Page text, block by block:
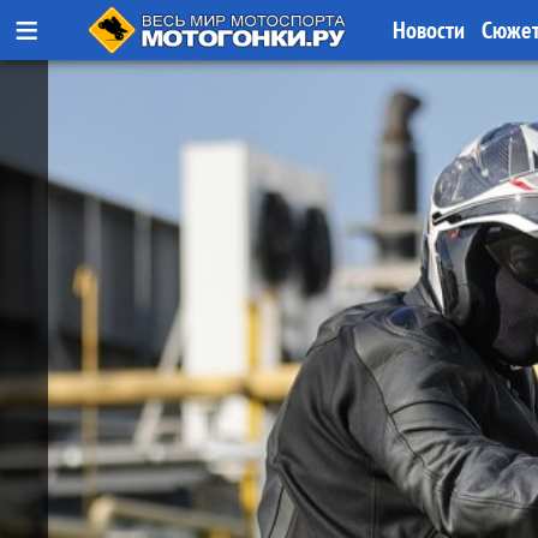
≡ Новости